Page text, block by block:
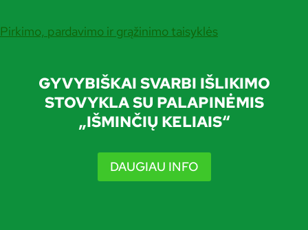
Pirkimo, pardavimo ir grąžinimo taisyklės
GYVYBIŠKAI SVARBI IŠLIKIMO
STOVYKLA SU PALAPINĖMIS
„IŠMINČIŲ KELIAIS“
DAUGIAU INFO